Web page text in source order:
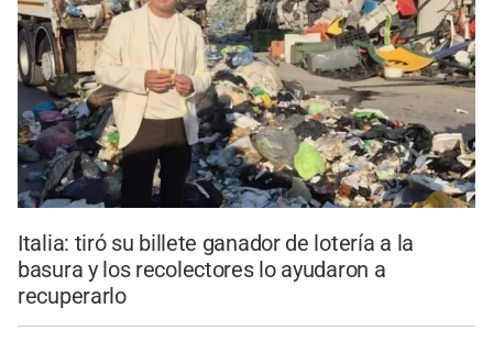
Italia: tiró su billete ganador de lotería a la
basura y los recolectores lo ayudaron a
recuperarlo